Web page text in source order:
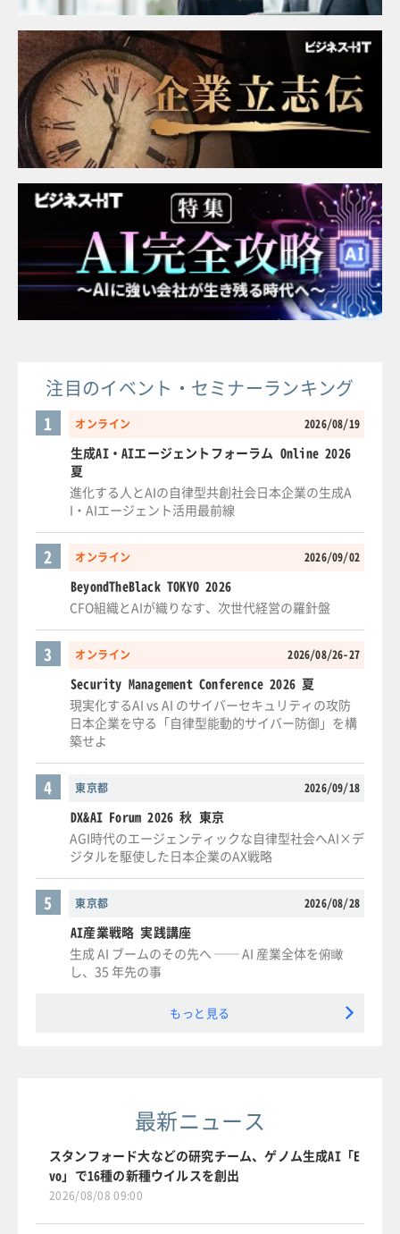
注目のイベント・セミナーランキング
オンライン 2026/08/19
1
生成AI・AIエージェントフォーラム Online 2026
夏
進化する人とAIの自律型共創社会日本企業の生成A
I・AIエージェント活用最前線
オンライン 2026/09/02
2
BeyondTheBlack TOKYO 2026
CFO組織とAIが織りなす、次世代経営の羅針盤
オンライン 2026/08/26-27
3
Security Management Conference 2026 夏
現実化するAI vs AI のサイバーセキュリティの攻防
日本企業を守る「自律型能動的サイバー防御」を構
築せよ
東京都 2026/09/18
4
DX&AI Forum 2026 秋 東京
AGI時代のエージェンティックな自律型社会へAI×デ
ジタルを駆使した日本企業のAX戦略
東京都 2026/08/28
5
AI産業戦略 実践講座
生成 AI ブームのその先へ ── AI 産業全体を俯瞰
し、35 年先の事
もっと見る
最新ニュース
スタンフォード大などの研究チーム、ゲノム生成AI「E
vo」で16種の新種ウイルスを創出
2026/08/08 09:00